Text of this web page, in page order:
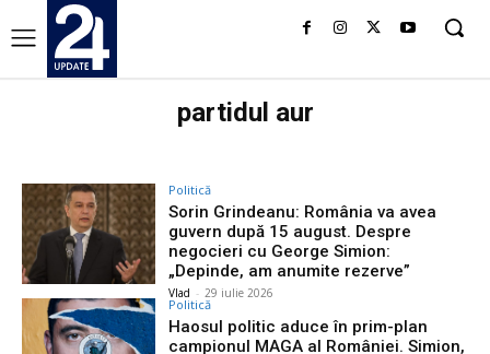
partidul aur
Politică
Sorin Grindeanu: România va avea
guvern după 15 august. Despre
negocieri cu George Simion:
„Depinde, am anumite rezerve”
Vlad - 29 iulie 2026
Politică
Haosul politic aduce în prim-plan
campionul MAGA al României. Simion,